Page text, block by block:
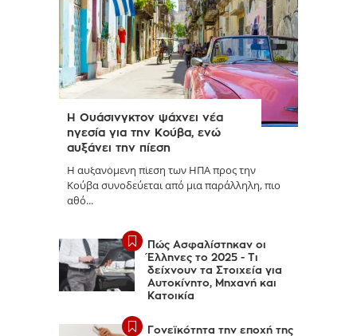
Η Ουάσινγκτον ψάχνει νέα
ηγεσία για την Κούβα, ενώ
αυξάνει την πίεση
Η αυξανόμενη πίεση των ΗΠΑ προς την
Κούβα συνοδεύεται από μια παράλληλη, πιο
αθό...
Πώς Ασφαλίστηκαν οι
Έλληνες το 2025 - Τι
δείχνουν τα Στοιχεία για
Αυτοκίνητο, Μηχανή και
Κατοικία
Γονεϊκότητα την εποχή της